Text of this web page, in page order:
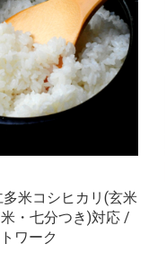
米コシヒカリ(玄米
・七分つき)対応 /
ワーク